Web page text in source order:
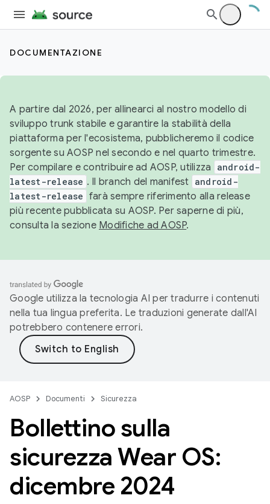
DOCUMENTAZIONE
A partire dal 2026, per allinearci al nostro modello di
sviluppo trunk stabile e garantire la stabilità della
piattaforma per l'ecosistema, pubblicheremo il codice
sorgente su AOSP nel secondo e nel quarto trimestre.
Per compilare e contribuire ad AOSP, utilizza
android-
latest-release . Il branch del manifest android-
latest-release farà sempre riferimento alla release
più recente pubblicata su AOSP. Per saperne di più,
consulta la sezione Modifiche ad AOSP.
Google utilizza la tecnologia AI per tradurre i contenuti
nella tua lingua preferita. Le traduzioni generate dall'AI
potrebbero contenere errori.
AOSP Documenti Sicurezza
Bollettino sulla
sicurezza Wear OS:
dicembre 2024